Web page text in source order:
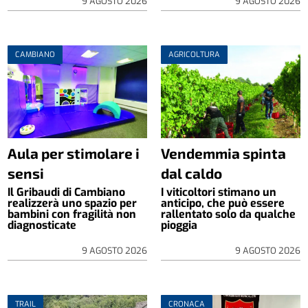
CAMBIANO
Aula per stimolare i
sensi
Il Gribaudi di Cambiano
realizzerà uno spazio per
bambini con fragilità non
diagnosticate
9 AGOSTO 2026
AGRICOLTURA
Vendemmia spinta
dal caldo
I viticoltori stimano un
anticipo, che può essere
rallentato solo da qualche
pioggia
9 AGOSTO 2026
TRAIL CRONACA